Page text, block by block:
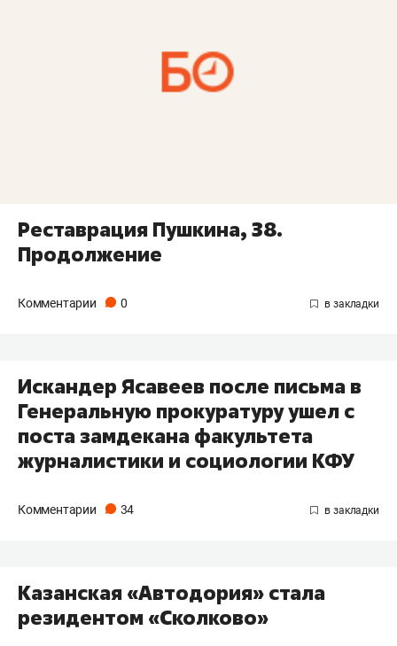
Реставрация Пушкина, 38.
Продолжение
Комментарии 0
Искандер Ясавеев после письма в
Генеральную прокуратуру ушел с
поста замдекана факультета
журналистики и социологии КФУ
Комментарии 34
Казанская «Автодория» стала
резидентом «Сколково»